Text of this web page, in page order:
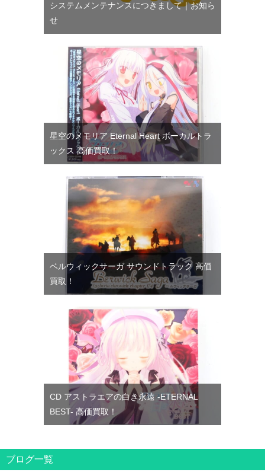
システムメンテナンスにつきまして｜お知ら
せ
星空のメモリア Eternal Heart ボーカルトラ
ックス 高価買取！
ベルウィックサーガ サウンドトラック 高価
買取！
CD アストラエアの白き永遠 -ETERNAL
BEST- 高価買取！
ブログ一覧